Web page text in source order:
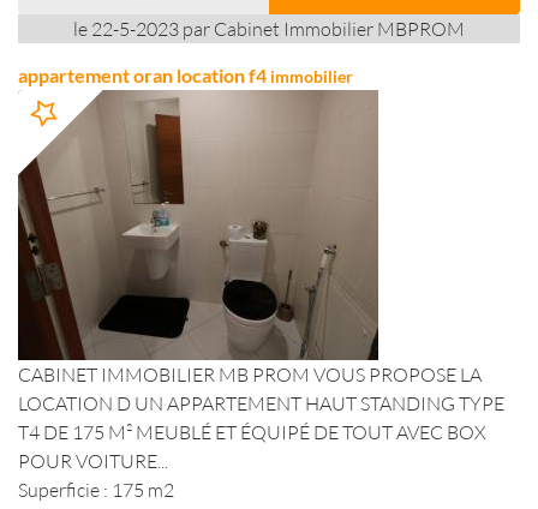
le 22-5-2023 par Cabinet Immobilier MBPROM
appartement oran location f4 immobilier
CABINET IMMOBILIER MB PROM VOUS PROPOSE LA
LOCATION D UN APPARTEMENT HAUT STANDING TYPE
T4 DE 175 M² MEUBLÉ ET ÉQUIPÉ DE TOUT AVEC BOX
POUR VOITURE...
Superficie : 175 m2